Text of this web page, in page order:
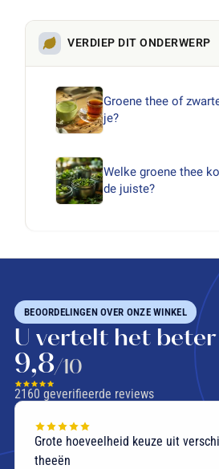
VERDIEP DIT ONDERWERP
Groene thee of
je?
Welke groene thee
de juiste?
BEOORDELINGEN OVER ONZE WINKEL
U vertelt het
9,8/10
2160 geverifieerde reviews
Grote hoeveelheid keuze uit
theeën